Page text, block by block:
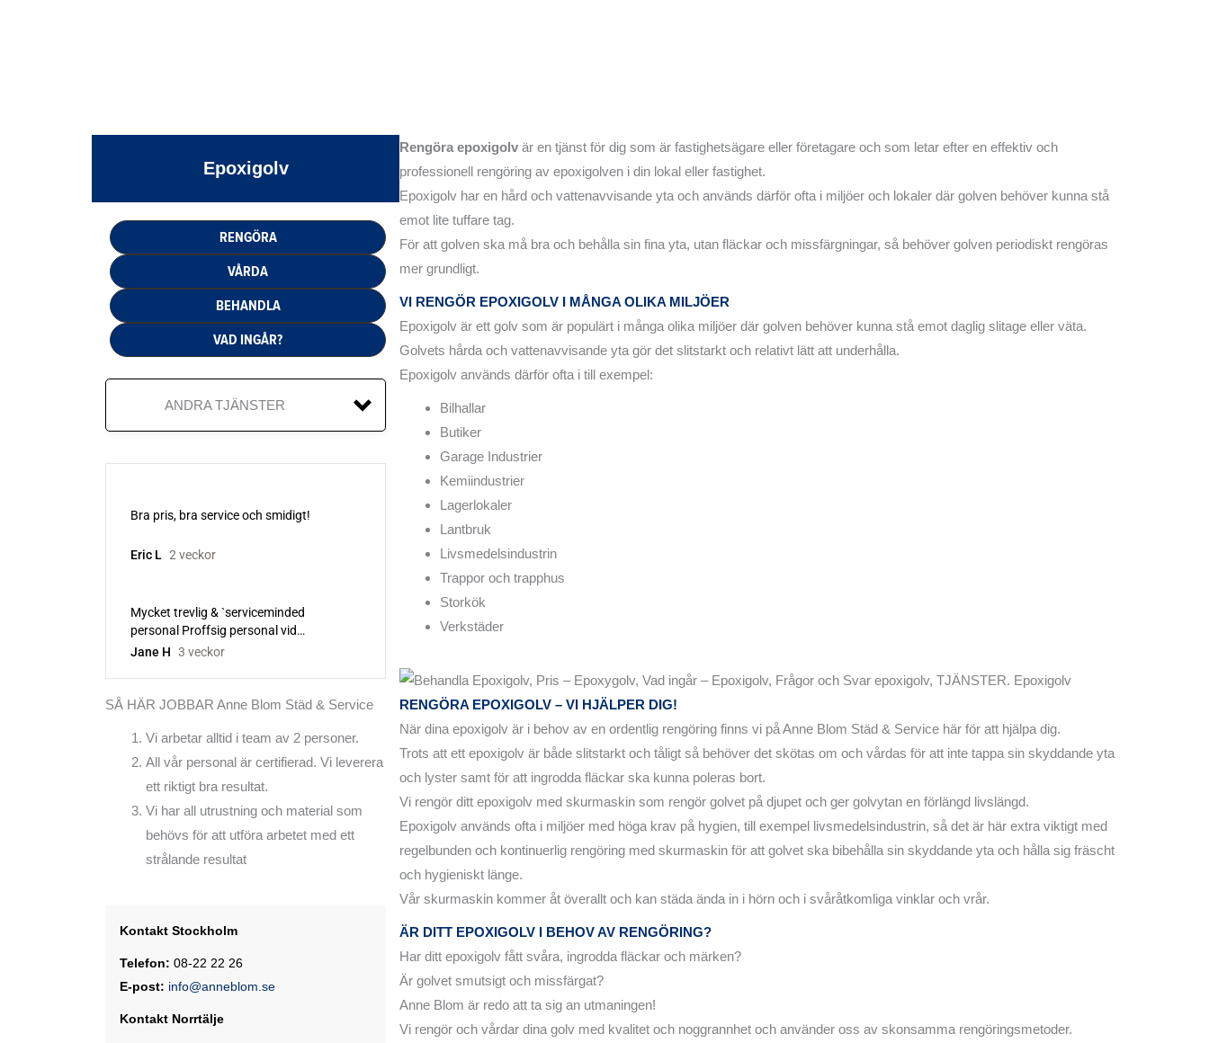
Epoxigolv
RENGÖRA
VÅRDA
BEHANDLA
VAD INGÅR?
ANDRA TJÄNSTER
EPOXIGOLV
GOLVBEHANDLING
GOLVSLIPNING
HELTÄCKNINGSMATTA
LACKA GOLV
LINOLEUMGOLV
PARKETTGOLV
STENGOLV
TERRAZZOGOLV
TRÄGOLV
OLJA OCH VAXA GOLV
SÅ HÄR JOBBAR Anne Blom Städ & Service
Vi arbetar alltid i team av 2 personer.
All vår personal är certifierad. Vi leverera
ett riktigt bra resultat.
Vi har all utrustning och material som
behövs för att utföra arbetet med ett
strålande resultat
Kontakt Stockholm
Telefon: 08-22 22 26
E-post: info@anneblom.se
Kontakt Norrtälje
Rengöra epoxigolv är en tjänst för dig som är fastighetsägare eller företagare och som letar efter en effektiv och
professionell rengöring av epoxigolven i din lokal eller fastighet.
Epoxigolv har en hård och vattenavvisande yta och används därför ofta i miljöer och lokaler där golven behöver kunna stå
emot lite tuffare tag.
För att golven ska må bra och behålla sin fina yta, utan fläckar och missfärgningar, så behöver golven periodiskt rengöras
mer grundligt.
VI RENGÖR EPOXIGOLV I MÅNGA OLIKA MILJÖER
Epoxigolv är ett golv som är populärt i många olika miljöer där golven behöver kunna stå emot daglig slitage eller väta.
Golvets hårda och vattenavvisande yta gör det slitstarkt och relativt lätt att underhålla.
Epoxigolv används därför ofta i till exempel:
Bilhallar
Butiker
Garage Industrier
Kemiindustrier
Lagerlokaler
Lantbruk
Livsmedelsindustrin
Trappor och trapphus
Storkök
Verkstäder
RENGÖRA EPOXIGOLV – VI HJÄLPER DIG!
När dina epoxigolv är i behov av en ordentlig rengöring finns vi på Anne Blom Städ & Service här för att hjälpa dig.
Trots att ett epoxigolv är både slitstarkt och tåligt så behöver det skötas om och vårdas för att inte tappa sin skyddande yta
och lyster samt för att ingrodda fläckar ska kunna poleras bort.
Vi rengör ditt epoxigolv med skurmaskin som rengör golvet på djupet och ger golvytan en förlängd livslängd.
Epoxigolv används ofta i miljöer med höga krav på hygien, till exempel livsmedelsindustrin, så det är här extra viktigt med
regelbunden och kontinuerlig rengöring med skurmaskin för att golvet ska bibehålla sin skyddande yta och hålla sig fräscht
och hygieniskt länge.
Vår skurmaskin kommer åt överallt och kan städa ända in i hörn och i svåråtkomliga vinklar och vrår.
ÄR DITT EPOXIGOLV I BEHOV AV RENGÖRING?
Har ditt epoxigolv fått svåra, ingrodda fläckar och märken?
Är golvet smutsigt och missfärgat?
Anne Blom är redo att ta sig an utmaningen!
Vi rengör och vårdar dina golv med kvalitet och noggrannhet och använder oss av skonsamma rengöringsmetoder.